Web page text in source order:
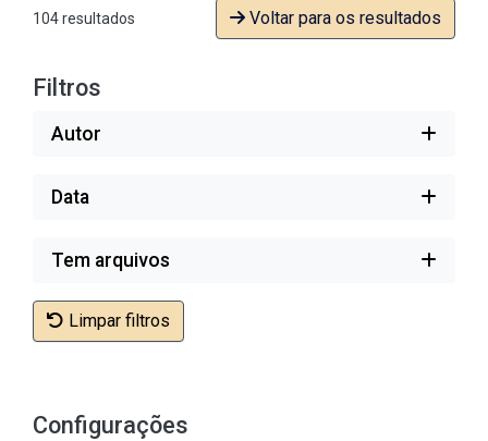
104 resultados Voltar para os resultados
Filtros
Autor
Data
Tem arquivos
Limpar filtros
Configurações